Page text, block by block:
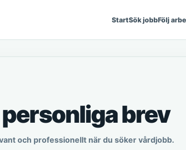
StartSök jobbFölj
brev
och professionellt när du söker vårdjobb.